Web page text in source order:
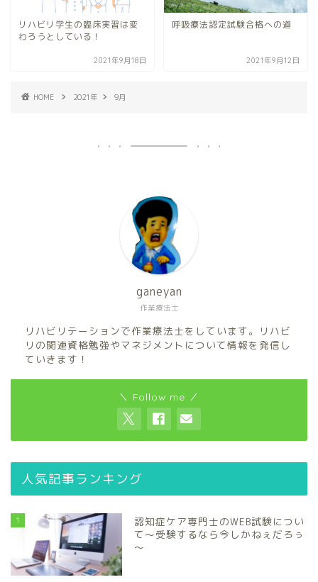
リハビリ学生の臨床実習は変
わろうとしている！
2021年9月18日
呼吸療法認定試験合格への道
2021年9月12日
HOME 2021年 9月
作業療法士
ganeyan
リハビリテーションで作業療法士をしています。リハビ
リの関連資格勉強やマネジメントについて情報を発信し
ていきます！
＼ Follow me ／
人気記事ランキング
1
認知症ケア専門士のWEB試験につい
て～受験するなら今しかねぇだろぅ
～